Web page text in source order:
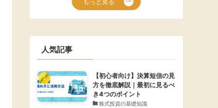
もっと見る
人気記事
【初心者向け】決算短信の見
方を徹底解説｜最初に見るべ
き4つのポイント
株式投資の基礎知識